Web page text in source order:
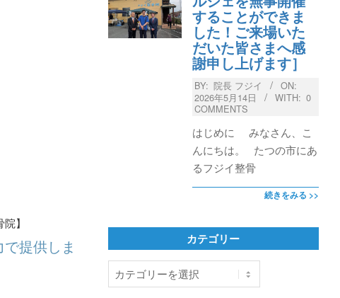
】
提供しま
することができま
した！ご来場いた
だいた皆さまへ感
謝申し上げます］
BY: 院長 フジイ
ON:
2026年5月14日
WITH: 0
COMMENTS
はじめに みなさん、こ
んにちは。 たつの市にあ
るフジイ整骨
続きをみる >>
カテゴリー
テ